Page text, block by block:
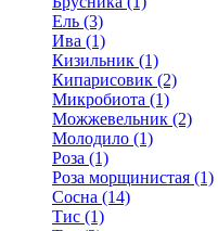
Ель (3)
Ива (1)
Кизильник (1)
Кипарисовик (2)
Микробиота (1)
Можжевельник (2)
Молодило (1)
Роза (1)
Роза морщинистая (1)
Сосна (14)
Тис (1)